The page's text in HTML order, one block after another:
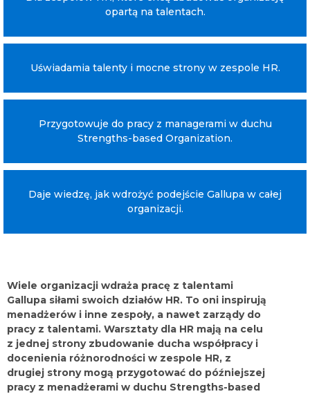
Talenty Gallupa w
HR.
#StrengthsBasedHR
opartą na talentach.
Uświadamia talenty i mocne strony w zespole HR.
Przygotowuje do pracy z managerami w duchu
Strengths-based Organization.
Daje wiedzę, jak wdrożyć podejście Gallupa w całej
organizacji.
Wiele organizacji wdraża pracę z talentami
Gallupa siłami swoich działów HR. To oni inspirują
menadżerów i inne zespoły, a nawet zarządy do
pracy z talentami. Warsztaty dla HR mają na celu
z jednej strony zbudowanie ducha współpracy i
docenienia różnorodności w zespole HR, z
drugiej strony mogą przygotować do późniejszej
pracy z menadżerami w duchu Strengths-based